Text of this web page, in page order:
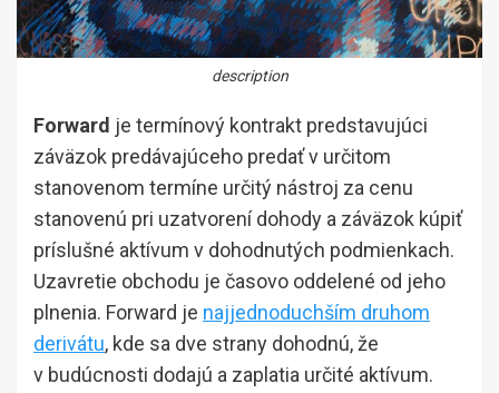
description
Forward je termínový kontrakt predstavujúci
záväzok predávajúceho predať v určitom
stanovenom termíne určitý nástroj za cenu
stanovenú pri uzatvorení dohody a záväzok kúpiť
príslušné aktívum v dohodnutých podmienkach.
Uzavretie obchodu je časovo oddelené od jeho
plnenia. Forward je najjednoduchším druhom
derivátu, kde sa dve strany dohodnú, že
v budúcnosti dodajú a zaplatia určité aktívum.